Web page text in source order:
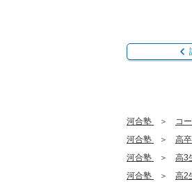
河合塾 コ
河合塾
高
河合塾
高3
河合塾
高2